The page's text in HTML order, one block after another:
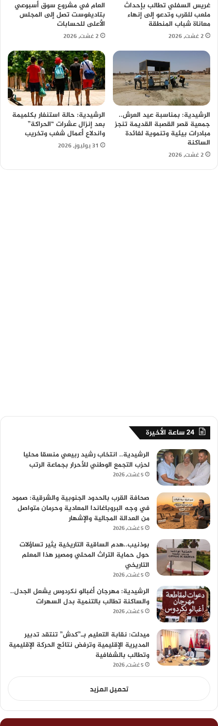
غريس السفلي تطالب بإحداث
ملعب للقرب وتدعو إلى إنهاء
معاناة شباب المنطقة
2 غشت، 2026
العام في مشروع سوق أسبوعي
بتاديغوست تصل إلى المجلس
الأعلى للحسابات
2 غشت، 2026
الرشيدية: بمناسبة عيد العرش..
جمعية قصر القصبة القديمة تنجز
مبادرات بيئية وتنموية لفائدة
الساكنة
2 غشت، 2026
الرشيدية: حالة استنفار بكلميمة
بعد إنزال عشرات “الحراكة”
واندلاع أعمال شغب وتخريب
31 يوليوز، 2026
24 ساعة الأخيرة
الرشيدية.. انتخاب رشيد ربيعي منسقا محليا
لحزب التجمع الوطني للأحرار بجماعة الرتب
5 غشت، 2026
صحافة القرب بالحدود الجنوبية والشرقية: صمود
في وجه البروباغاندا المعادية وحرمان متواصل
من العدالة المجالية والإشهار
5 غشت، 2026
بوذنيب..هدم الساقية التاريخية يثير تساؤلات
حول حماية التراث المحلي ومصير هذا المعلم
التاريخي
5 غشت، 2026
الرشيدية: مهرجان أغبالو نكردوس يشعل الجدل..
والساكنة تطالب بالتنمية بدل السهرات
5 غشت، 2026
ميدلت: نقابة التعليم بـ”كدش” تنتقد تدبير
المديرية الإقليمية وترفض نتائج الحركة الإقليمية
وتطالب بالشفافية
5 غشت، 2026
تحميل المزيد